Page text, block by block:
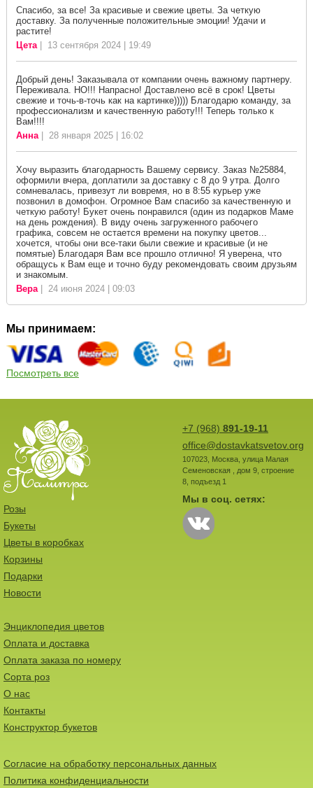
Спасибо, за все! За красивые и свежие цветы. За четкую
доставку. За полученные положительные эмоции! Удачи и
растите!
Цета| 13 сентября 2024 | 19:49
Добрый день! Заказывала от компании очень важному партнеру.
Переживала. НО!!! Напрасно! Доставлено всё в срок! Цветы
свежие и точь-в-точь как на картинке))))) Благодарю команду, за
профессионализм и качественную работу!!! Теперь только к
Вам!!!!
Анна| 28 января 2025 | 16:02
Хочу выразить благодарность Вашему сервису. Заказ №25884,
оформили вчера, доплатили за доставку с 8 до 9 утра. Долго
сомневалась, привезут ли вовремя, но в 8:55 курьер уже
позвонил в домофон. Огромное Вам спасибо за качественную и
четкую работу! Букет очень понравился (один из подарков Маме
на день рождения). В виду очень загруженного рабочего
графика, совсем не остается времени на покупку цветов...
хочется, чтобы они все-таки были свежие и красивые (и не
помятые) Благодаря Вам все прошло отлично! Я уверена, что
обращусь к Вам еще и точно буду рекомендовать своим друзьям
и знакомым.
Вера| 24 июня 2024 | 09:03
Мы принимаем:
Посмотреть все
+7 (968) 891-19-11
office@dostavkatsvetov.org
107023, Москва, улица Малая
Семеновская , дом 9, строение
8, подъезд 1
Мы в соц. сетях:
Розы
Букеты
Цветы в коробках
Корзины
Подарки
Новости
Энциклопедия цветов
Оплата и доставка
Оплата заказа по номеру
Сорта роз
О нас
Контакты
Конструктор букетов
Согласие на обработку персональных данных
Политика конфиденциальности